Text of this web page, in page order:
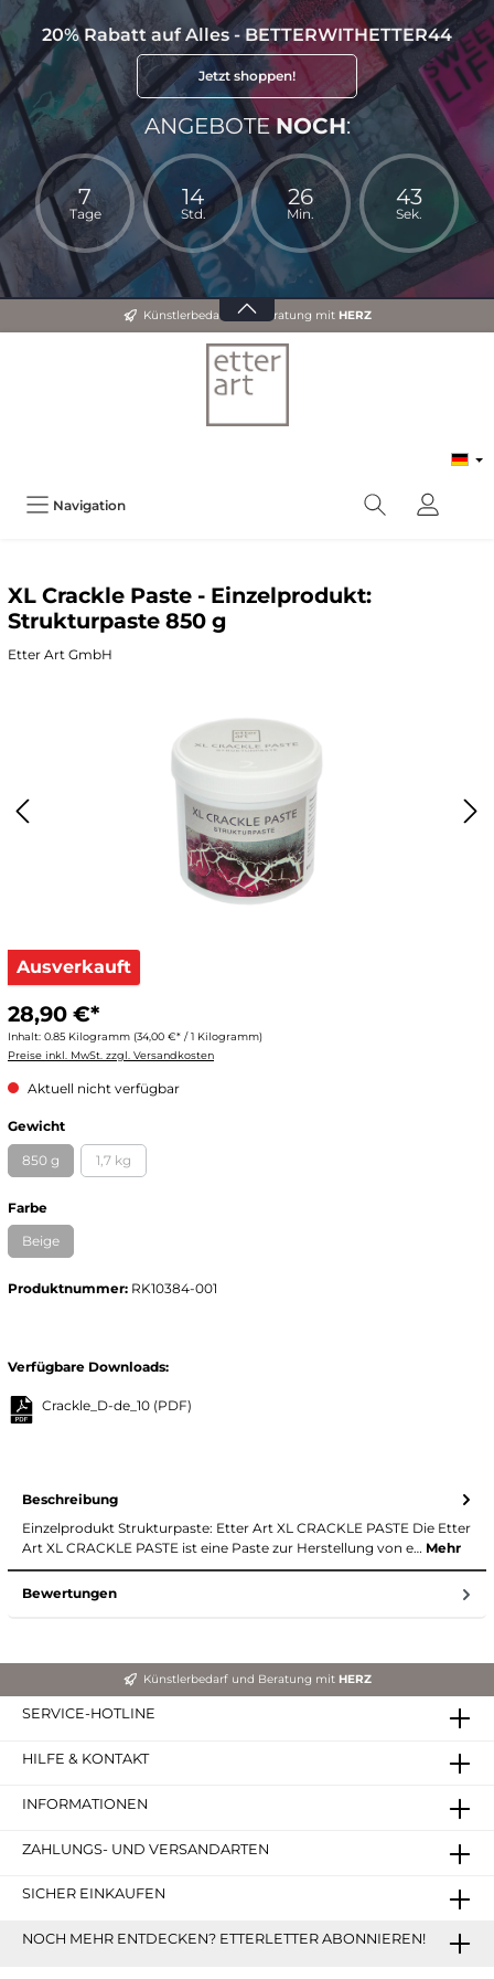
20% Rabatt auf Alles - BETTERWITHETTER44
Jetzt shoppen!
ANGEBOTENOCH:
7
Tage
14
Std.
26
Min.
43
Sek.
Künstlerbedarf und Beratung mitHERZ
Navigation
XL Crackle Paste - Einzelprodukt:
Strukturpaste 850 g
Etter Art GmbH
Ausverkauft
28,90 €*
Inhalt: 0.85 Kilogramm (34,00 €* / 1 Kilogramm)
Preise inkl. MwSt. zzgl. Versandkosten
Aktuell nicht verfügbar
Gewicht
850 g 1,7 kg
Farbe
Beige
Produktnummer: RK10384-001
Verfügbare Downloads:
Crackle_D-de_10 (PDF)
Beschreibung
Einzelprodukt Strukturpaste: Etter Art XL CRACKLE PASTE Die Etter
Art XL CRACKLE PASTE ist eine Paste zur Herstellung von e… Mehr
Bewertungen
Künstlerbedarf und Beratung mitHERZ
SERVICE-HOTLINE
HILFE & KONTAKT
INFORMATIONEN
ZAHLUNGS- UND VERSANDARTEN
SICHER EINKAUFEN
NOCH MEHR ENTDECKEN? ETTERLETTER ABONNIEREN!